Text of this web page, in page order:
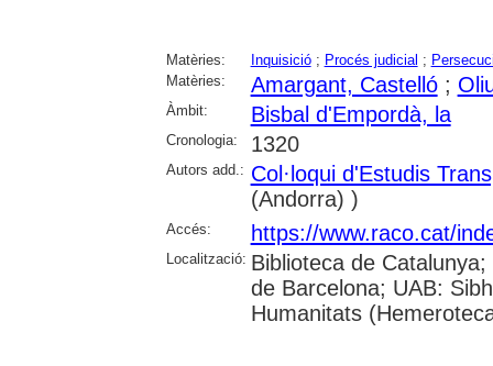
Matèries: Inquisició; Procés judicial ;
Matèries:
Amargant, Castelló;
Àmbit: Bisbal d'Empordà, la
Cronologia: 1320
Autors add.: Col·loqui d'Estudis
(Andorra) )
Accés: https://www.raco.cat/
Localització: Biblioteca de
de Barcelona; UAB:
Humanitats